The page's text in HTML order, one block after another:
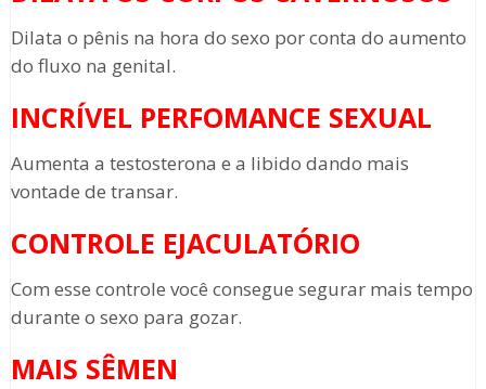
Dilata o pênis na hora do sexo por conta do aumento
do fluxo na genital.
INCRÍVEL PERFOMANCE SEXUAL
Aumenta a testosterona e a libido dando mais
vontade de transar.
CONTROLE EJACULATÓRIO
Com esse controle você consegue segurar mais tempo
durante o sexo para gozar.
MAIS SÊMEN